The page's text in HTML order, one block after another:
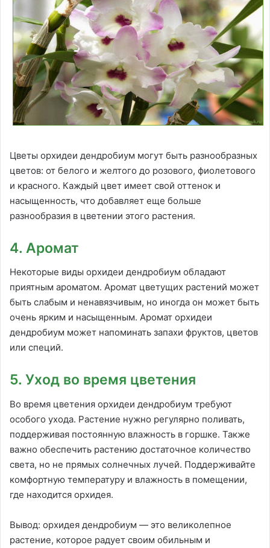
Цветы орхидеи дендробиум могут быть разнообразных
цветов: от белого и желтого до розового, фиолетового
и красного. Каждый цвет имеет свой оттенок и
насыщенность, что добавляет еще больше
разнообразия в цветении этого растения.
4. Аромат
Некоторые виды орхидеи дендробиум обладают
приятным ароматом. Аромат цветущих растений может
быть слабым и ненавязчивым, но иногда он может быть
очень ярким и насыщенным. Аромат орхидеи
дендробиум может напоминать запахи фруктов, цветов
или специй.
5. Уход во время цветения
Во время цветения орхидеи дендробиум требуют
особого ухода. Растение нужно регулярно поливать,
поддерживая постоянную влажность в горшке. Также
важно обеспечить растению достаточное количество
света, но не прямых солнечных лучей. Поддерживайте
комфортную температуру и влажность в помещении,
где находится орхидея.
Вывод: орхидея дендробиум — это великолепное
растение, которое радует своим обильным и